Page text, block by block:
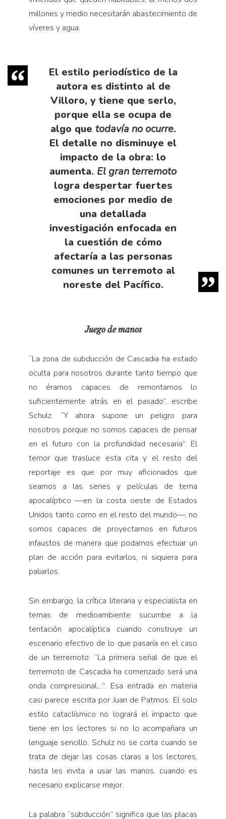
millones y medio necesitarán abastecimiento de
víveres y agua.
El estilo periodístico de la
autora es distinto al de
Villoro, y tiene que serlo,
porque ella se ocupa de
algo que todavía no ocurre.
El detalle no disminuye el
impacto de la obra: lo
aumenta. El gran terremoto
logra despertar fuertes
emociones por medio de
una detallada
investigación enfocada en
la cuestión de cómo
afectaría a las personas
comunes un terremoto al
noreste del Pacífico.
Juego de manos
“La zona de subducción de Cascadia ha estado
oculta para nosotros durante tanto tiempo que
no éramos capaces de remontarnos lo
suficientemente atrás en el pasado”, escribe
Schulz. “Y ahora supone un peligro para
nosotros porque no somos capaces de pensar
en el futuro con la profundidad necesaria”. El
temor que trasluce esta cita y el resto del
reportaje es que por muy aficionados que
seamos a las series y películas de tema
apocalíptico —en la costa oeste de Estados
Unidos tanto como en el resto del mundo—, no
somos capaces de proyectarnos en futuros
infaustos de manera que podamos efectuar un
plan de acción para evitarlos, ni siquiera para
paliarlos.
Sin embargo, la crítica literaria y especialista en
temas de medioambiente sucumbe a la
tentación apocalíptica cuando construye un
escenario efectivo de lo que pasaría en el caso
de un terremoto: “La primera señal de que el
terremoto de Cascadia ha comenzado será una
onda compresional…”. Esa entrada en materia
casi parece escrita por Juan de Patmos. El solo
estilo cataclísmico no logrará el impacto que
tiene en los lectores si no lo acompañara un
lenguaje sencillo. Schulz no se corta cuando se
trata de dejar las cosas claras a los lectores,
hasta les invita a usar las manos, cuando es
necesario explicarse mejor.
La palabra “subducción” significa que las placas